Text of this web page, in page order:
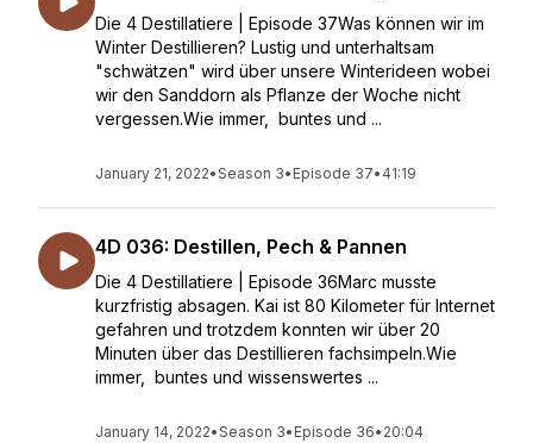
Die 4 Destillatiere | Episode 37Was können wir im
Winter Destillieren? Lustig und unterhaltsam
"schwätzen" wird über unsere Winterideen wobei
wir den Sanddorn als Pflanze der Woche nicht
vergessen.Wie immer, buntes und ...
January 21, 2022•Season 3• Episode 37• 41:19
4D 036: Destillen, Pech & Pannen
Die 4 Destillatiere | Episode 36Marc musste
kurzfristig absagen. Kai ist 80 Kilometer für Internet
gefahren und trotzdem konnten wir über 20
Minuten über das Destillieren fachsimpeln.Wie
immer, buntes und wissenswertes ...
January 14, 2022•Season 3• Episode 36• 20:04